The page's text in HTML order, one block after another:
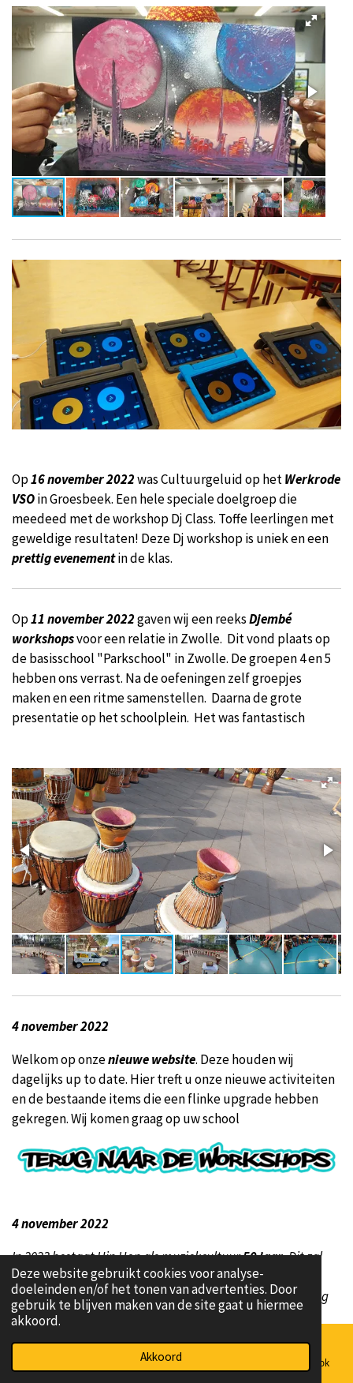
Deze website gebruikt cookies voor analyse-
doeleinden en/of het tonen van advertenties. Door
gebruik te blijven maken van de site gaat u hiermee
akkoord.
Akkoord
Op16 november 2022was Cultuurgeluid op hetWerkrode
VSOin Groesbeek. Een hele speciale doelgroep die
meedeed met de workshop Dj Class. Toffe leerlingen met
geweldige resultaten! Deze Dj workshop is uniek en een
prettig evenementin de klas.
Op11 november 2022gaven wij een reeksDjembé
workshopsvoor een relatie in Zwolle. Dit vond plaats op
de basisschool "Parkschool" in Zwolle. De groepen 4 en 5
hebben ons verrast. Na de oefeningen zelf groepjes
maken en een ritme samenstellen. Daarna de grote
presentatie op het schoolplein. Het was fantastisch
4 november 2022
Welkom op onzenieuwe website. Deze houden wij
dagelijks up to date. Hier treft u onze nieuwe activiteiten
en de bestaande items die een flinke upgrade hebben
gekregen. Wij komen graag op uw school
4 november 2022
In 2023 bestaat Hip Hop als muziekcultuur50 jaar. Dit zal
gevierd worden door vele Hip Hop organisaties, dus ook
door ons. Wij beginnen met een nieuwe workshop Doe Dag
genaamd
Telefoonnummer Facebook